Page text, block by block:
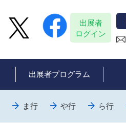
出展者
ログイン
出展者プログラム
ま行 や行 ら行